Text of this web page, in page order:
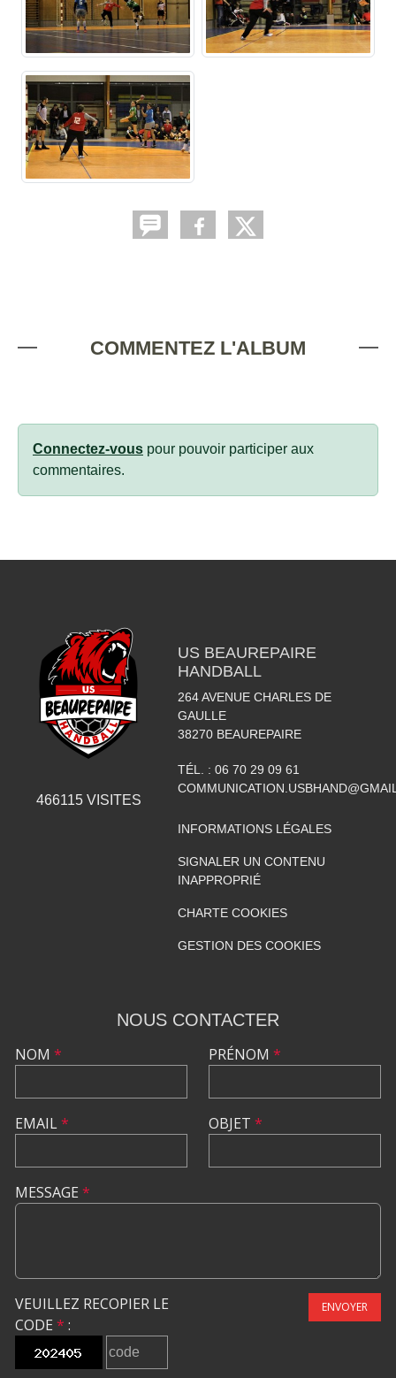
COMMENTEZ L'ALBUM
Connectez-vous pour pouvoir participer aux
commentaires.
466115VISITES
US BEAUREPAIRE
HANDBALL
264 AVENUE CHARLES DE
GAULLE
38270 BEAUREPAIRE
TÉL. : 06 70 29 09 61
INFORMATIONS LÉGALES
SIGNALER UN CONTENU
INAPPROPRIÉ
CHARTE COOKIES
GESTION DES COOKIES
NOUS CONTACTER
NOM *
EMAIL*
PRÉNOM *
OBJET *
MESSAGE *
VEUILLEZ RECOPIER LE
CODE * :
ENVOYER